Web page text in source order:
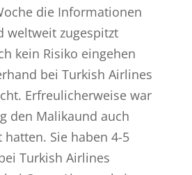
die Informationen
weltweit zugespitzt
kein Risiko eingehen
bei Turkish Airlines
Erfreulicherweise war
den Malikaund auch
hatten. Sie haben 4-5
Turkish Airlines